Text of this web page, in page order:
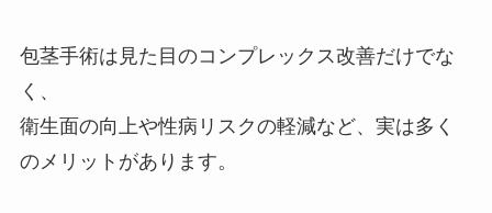
包茎手術は見た目のコンプレックス改善だけでな
く、
衛生面の向上や性病リスクの軽減など、実は多く
のメリットがあります。